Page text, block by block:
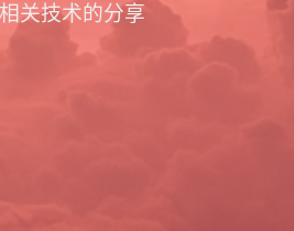
关技术的分享